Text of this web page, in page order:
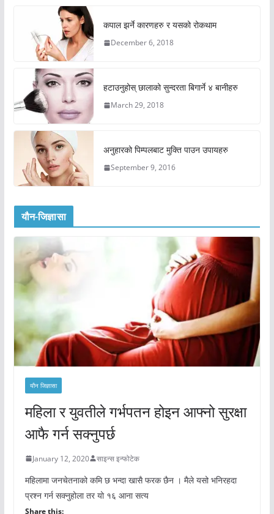
कपाल झर्ने कारणहरु र यसको रोकथाम
December 6, 2018
हटाउनुहोस् छालाको सुन्दरता बिगार्ने ४ बानीहरु
March 29, 2018
अनुहारको पिम्पलबाट मुक्ति पाउन उपायहरु
September 9, 2016
यौन-जिज्ञासा
यौन जिज्ञासा
महिला र युवतीले गर्भपतन होइन आफ्नो सुरक्षा
आफै गर्न सक्नुपर्छ
January 12, 2020 साइन्स इन्फोटेक
महिलामा जनचेतनाको कमि छ भन्दा खासै फरक छैन । मैले यसो भनिरहदा
प्रश्न गर्न सक्नुहोला तर यो १६ आना सत्य
Share this: